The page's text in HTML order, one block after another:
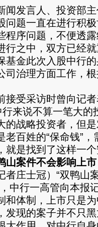
发言人、投资部主
问题一直在进行积
程序问题，不便透
行之中，双方已经
金此次入股中行的
司治理方面工作，
受采访时曾向记者
来说不算一笔大的
的战略投资者，但
老百姓的“保命钱”
就是找到了这样一
山案件不会影响上市
庄士冠）“双鸭山
中行一高管向本报
和体制，上市只是
发现的案子并不只